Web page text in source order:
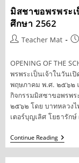
วัน
เฉลิม
พระ
พระบ
ราชินี
มิสชาขอพรพระเ
ศึกษา 2562
PostTeacher Mat
OPENING OF THE
พรพระเป็นเจ้าในวัน
พฤษภาคม พ.ศ. ๒๕๖๒
กิจกรรมมิสซาขอพรพร
๒๕๖๒ โดย บาทหลวง
เตอร์บุญเลิศ โยธารัก
Continue Readingมิส
ชา